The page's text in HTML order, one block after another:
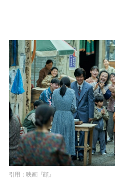
引用：映画『顔』